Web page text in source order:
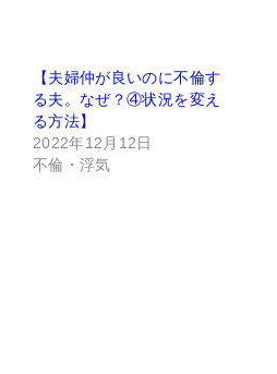
【夫婦仲が良いのに不倫す
る夫。なぜ？④状況を変え
る方法】
2022年12月12日
不倫・浮気